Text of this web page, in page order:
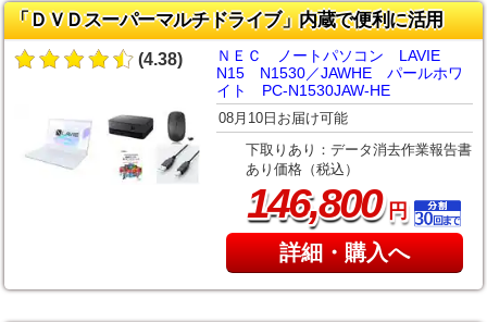
「ＤＶＤスーパーマルチドライブ」内蔵で便利に活用
(4.38)
ＮＥＣ ノートパソコン LAVIE
N15 N1530／JAWHE パールホワ
イト PC-N1530JAW-HE
08月10日お届け可能
下取りあり：データ消去作業報告書
あり価格（税込）
146,800円
詳細・購入へ